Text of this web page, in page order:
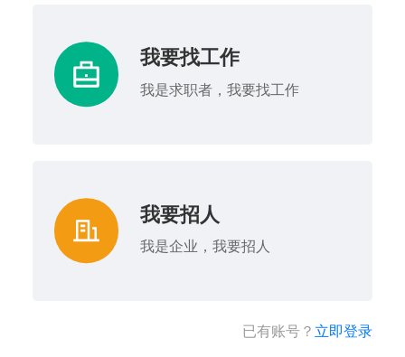
我要找工作
我是求职者，我要找工作
我要招人
我是企业，我要招人
已有账号？ 立即登录